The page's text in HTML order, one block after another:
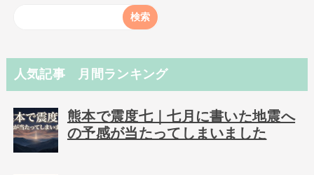
人気記事 月間ランキング
熊本で震度七｜七月に書いた地震へ
の予感が当たってしまいました